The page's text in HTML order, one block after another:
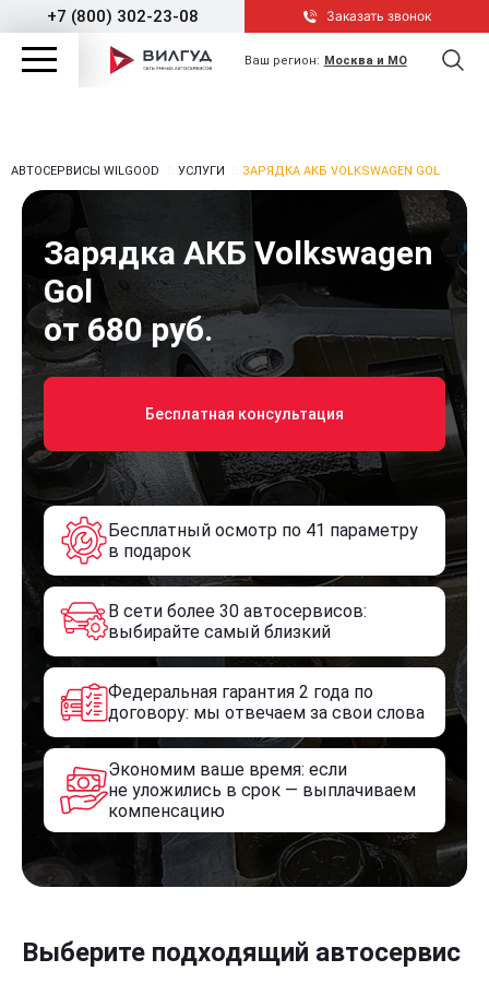
+7 (800) 302-23-08 Заказать звонок
Ваш регион: Москва и МО
АВТОСЕРВИСЫ WILGOOD УСЛУГИ ЗАРЯДКА АКБ VOLKSWAGEN GOL
Зарядка АКБ Volkswagen
Gol
от 680 руб.
Бесплатная консультация
Бесплатный осмотр по 41 параметру
в подарок
В сети более 30 автосервисов:
выбирайте самый близкий
Федеральная гарантия 2 года по
договору: мы отвечаем за свои слова
Экономим ваше время: если
не уложились в срок — выплачиваем
компенсацию
Выберите подходящий автосервис